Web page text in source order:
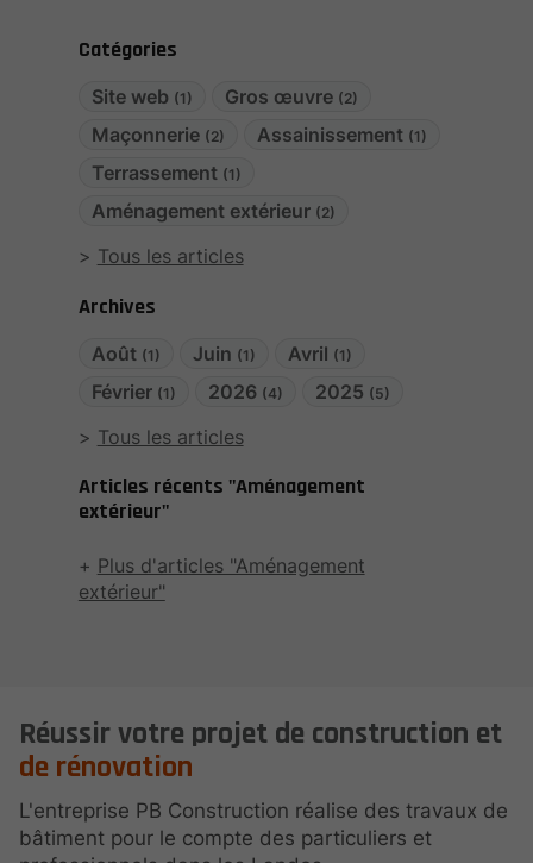
Catégories
Site web (1) Gros œuvre (2)
Maçonnerie (2) Assainissement (1)
Terrassement (1)
Aménagement extérieur (2)
Tous les articles
Archives
Août (1) Juin (1) Avril (1)
Février (1) 2026 (4) 2025 (5)
Tous les articles
Articles récents "Aménagement
extérieur"
Plus d'articles "Aménagement
extérieur"
Réussir votre projet de construction et
de rénovation
L'entreprise PB Construction réalise des travaux de
bâtiment pour le compte des particuliers et